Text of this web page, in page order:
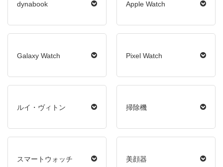
dynabook Apple Watch
Galaxy Watch Pixel Watch
ルイ・ヴィトン 掃除機
スマートウォッチ 美顔器